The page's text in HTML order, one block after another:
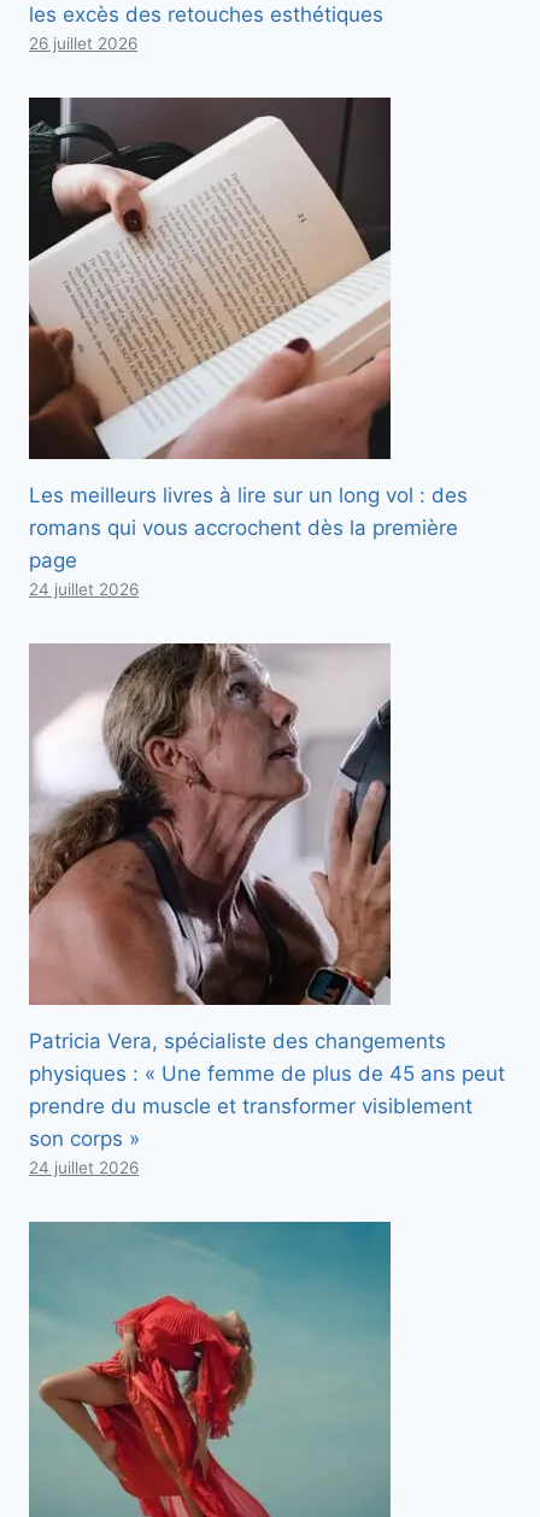
les excès des retouches esthétiques
26 juillet 2026
Les meilleurs livres à lire sur un long vol : des
romans qui vous accrochent dès la première
page
24 juillet 2026
Patricia Vera, spécialiste des changements
physiques : « Une femme de plus de 45 ans peut
prendre du muscle et transformer visiblement
son corps »
24 juillet 2026